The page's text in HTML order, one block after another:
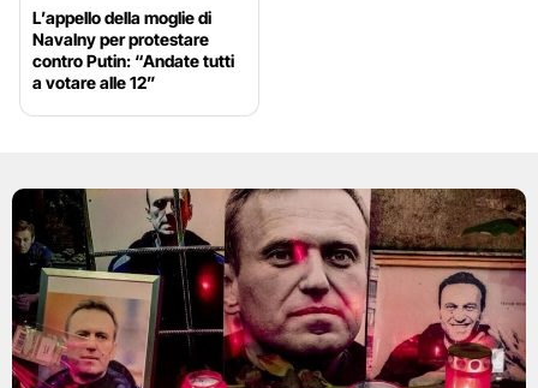
L’appello della moglie di
Navalny per protestare
contro Putin: “Andate tutti
a votare alle 12”